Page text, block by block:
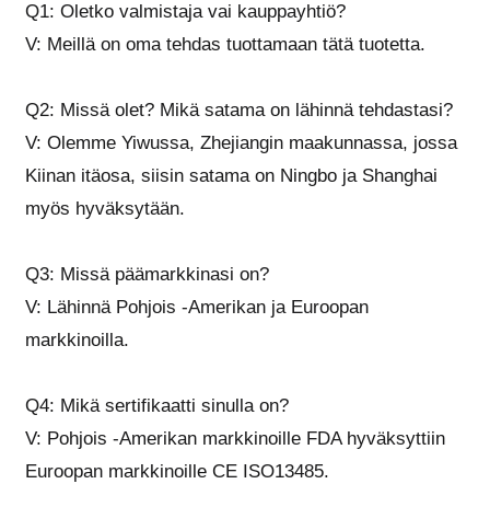
Q1: Oletko valmistaja vai kauppayhtiö?
V: Meillä on oma tehdas tuottamaan tätä tuotetta.
Q2: Missä olet? Mikä satama on lähinnä tehdastasi?
V: Olemme Yiwussa, Zhejiangin maakunnassa, jossa
Kiinan itäosa, siisin satama on Ningbo ja Shanghai
myös hyväksytään.
Q3: Missä päämarkkinasi on?
V: Lähinnä Pohjois -Amerikan ja Euroopan
markkinoilla.
Q4: Mikä sertifikaatti sinulla on?
V: Pohjois -Amerikan markkinoille FDA hyväksyttiin
Euroopan markkinoille CE ISO13485.